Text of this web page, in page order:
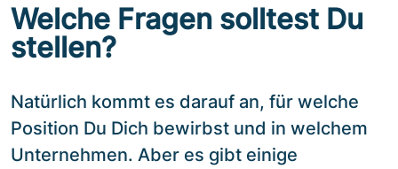
Welche Fragen solltest Du
stellen?
Natürlich kommt es darauf an, für welche
Position Du Dich bewirbst und in welchem
Unternehmen. Aber es gibt einige